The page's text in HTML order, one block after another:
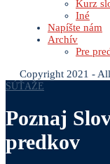
Kurz
Iné
Napíšte nám
Archív
Pre
Copyright 2021 -
SÚŤAŽE
Poznaj
predkov